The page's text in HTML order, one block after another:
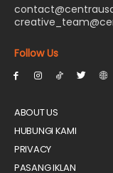
Follow Us
ABOUT US
HUBUNGI KAMI
PRIVACY
PASANG IKLAN